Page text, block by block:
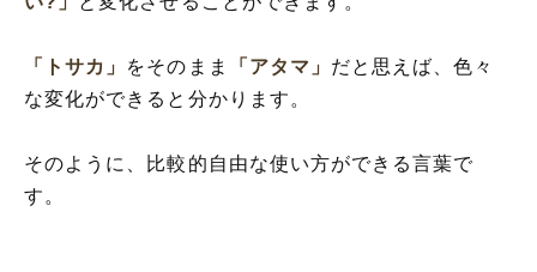
「トサカ」 をそのまま 「アタマ」 だと思えば、色々
な変化ができると分かります。
そのように、比較的自由な使い方ができる言葉で
す。